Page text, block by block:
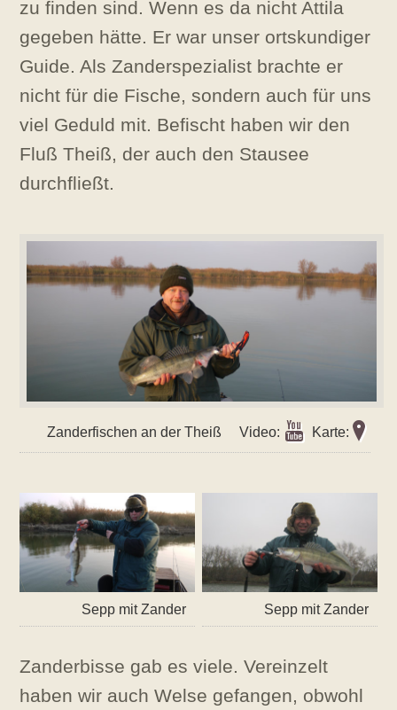
zu finden sind. Wenn es da nicht Attila
gegeben hätte. Er war unser ortskundiger
Guide. Als Zanderspezialist brachte er
nicht für die Fische, sondern auch für uns
viel Geduld mit. Befischt haben wir den
Fluß Theiß, der auch den Stausee
durchfließt.
Zanderfischen an der Theiß Video: yKarte: ?
Sepp mit Zander Sepp mit Zander
Zanderbisse gab es viele. Vereinzelt
haben wir auch Welse gefangen, obwohl